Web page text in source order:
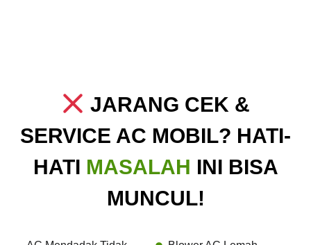
JARANG CEK &
SERVICE AC MOBIL? HATI-
HATI MASALAH INI BISA
MUNCUL!